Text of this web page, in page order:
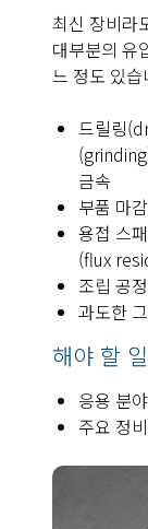
최신 장비라
대부분의 유
느 정도 있습
드릴링
금속
부품 마
용접 스
(flux
조립 공
과도한
해야 할
응용 분
주요 정